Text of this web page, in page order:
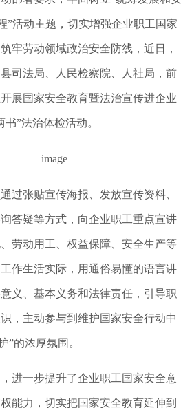
”活动主题，切实增强企业职工国家
牢劳动领域政治安全防线，近日，
司法局、人民检察院、人社局，前
展国家安全教育暨法治宣传进企业
”法治体检活动。
过张贴宣传海报、发放宣传资料、
答疑等方式，向企业职工重点宣讲
劳动用工、权益保障、安全生产等
作生活实际，用通俗易懂的语言讲
义、基本义务和法律责任，引导职
，主动参与到维护国家安全行动中
”的浓厚氛围。
进一步提升了企业职工国家安全意
能力，切实把国家安全教育延伸到